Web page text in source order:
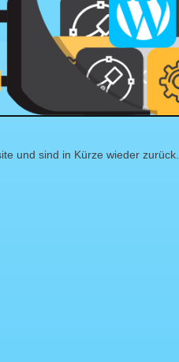
und sind in Kürze wieder zurück.